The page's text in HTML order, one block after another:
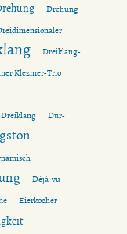
Drehung
Dreiklang-
Klezmer-Trio
Dur-
Déjà-vu
Eierkocher